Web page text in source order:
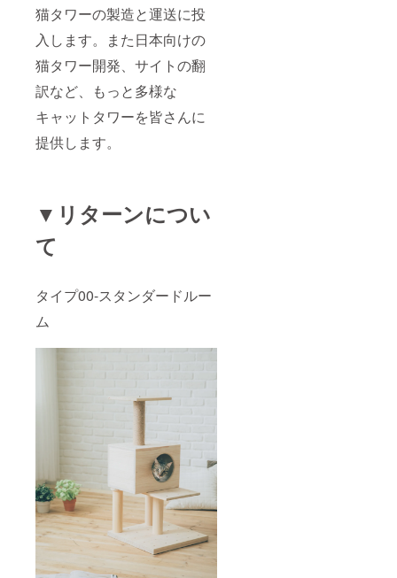
猫タワーの製造と運送に投
入します。また日本向けの
猫タワー開発、サイトの翻
訳など、
もっと多様な
キャットタワーを皆さんに
提供します。
▼リターンについ
て
タイプ00-スタンダードルー
ム